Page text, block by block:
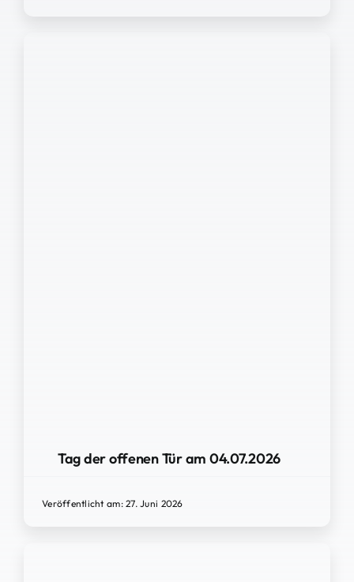
Tag der offenen Tür am 04.07.2026
Veröffentlicht am: 27. Juni 2026